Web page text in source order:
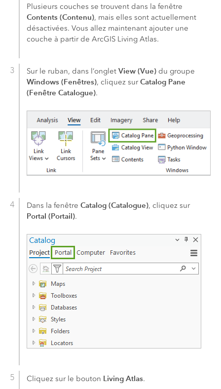
Plusieurs couches se trouvent dans la fenêtre
Contents (Contenu), mais elles sont actuellement
désactivées. Vous allez maintenant ajouter une
couche à partir deArcGIS Living Atlas.
Sur le ruban, dans l’ongletView (Vue) du groupe
Windows (Fenêtres), cliquez surCatalog Pane
(Fenêtre Catalogue).
Dans la fenêtreCatalog (Catalogue), cliquez sur
Portal (Portail).
Cliquez sur le bouton Living Atlas.